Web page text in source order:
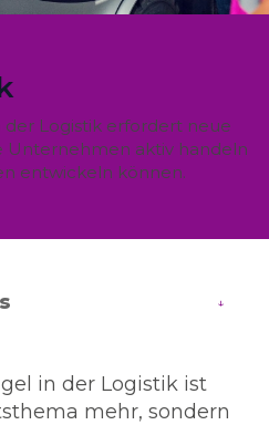
Logistik erfordert neue
Unternehmen aktiv handeln
entwickeln können.
in der Logistik ist
mehr, sondern